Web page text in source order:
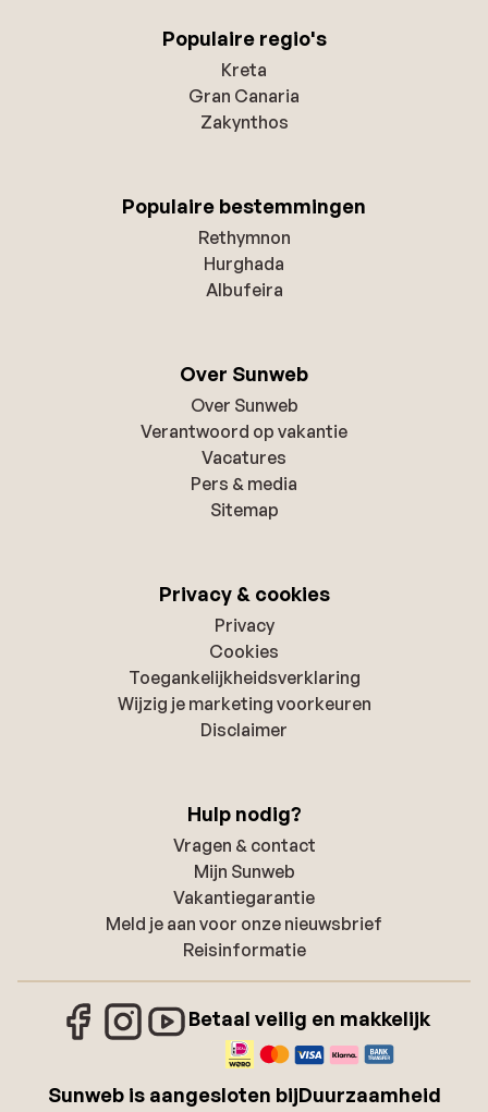
Populaire regio's
Kreta
Gran Canaria
Zakynthos
Populaire bestemmingen
Rethymnon
Hurghada
Albufeira
Over Sunweb
Over Sunweb
Verantwoord op vakantie
Vacatures
Pers & media
Sitemap
Privacy & cookies
Privacy
Cookies
Toegankelijkheidsverklaring
Wijzig je marketing voorkeuren
Disclaimer
Hulp nodig?
Vragen & contact
Mijn Sunweb
Vakantiegarantie
Meld je aan voor onze nieuwsbrief
Reisinformatie
Betaal veilig en makkelijk
Sunweb is aangesloten bijDuurzaamheid